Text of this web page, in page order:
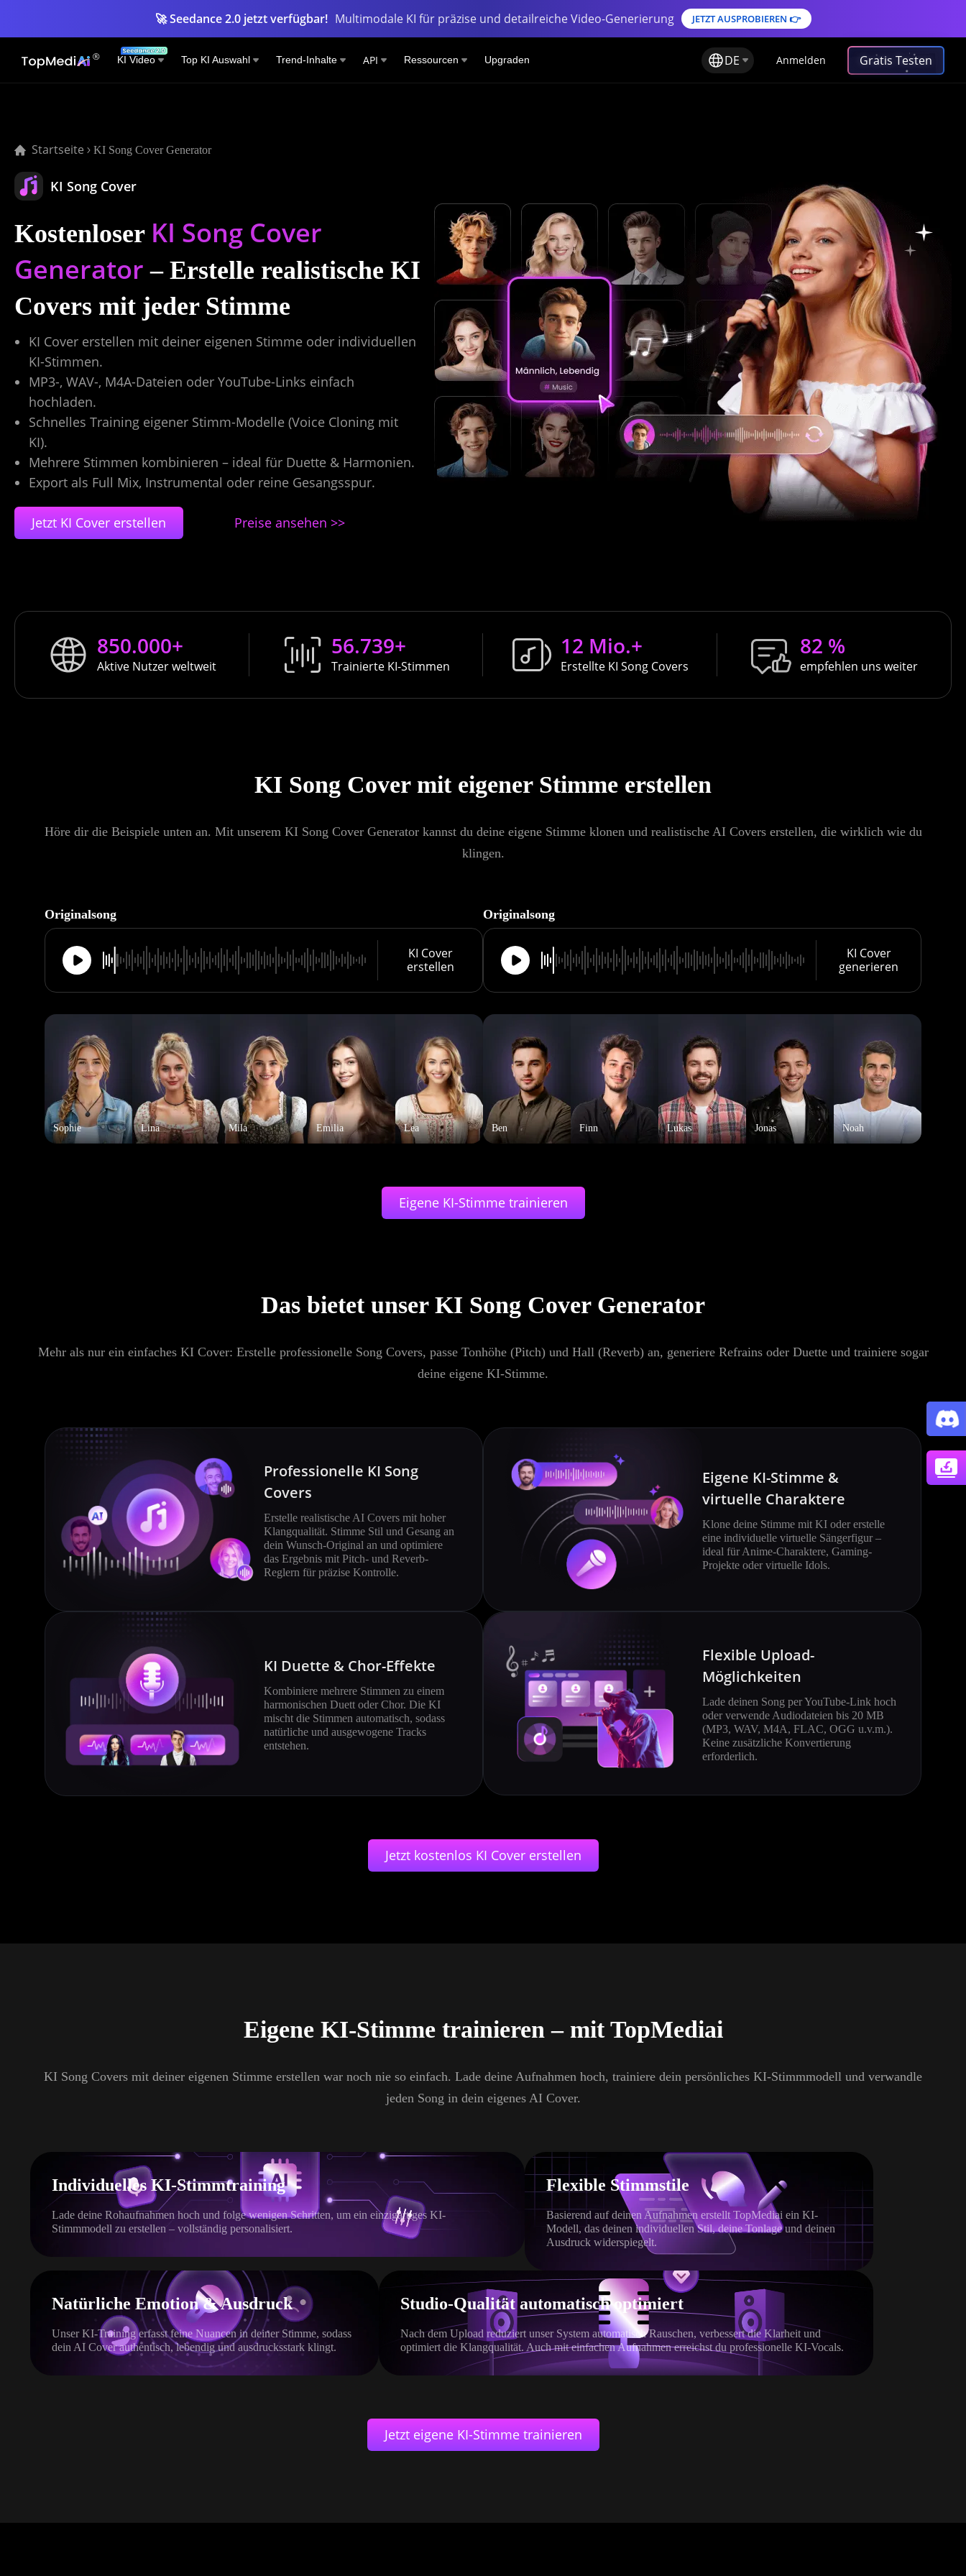
🚀 Seedance 2.0 jetzt verfügbar! Multimodale KI für präzise und detailreiche Video-Generierung JETZT AUSPROBIEREN 👉
KI Video Top KI Auswahl Trend-Inhalte API Ressourcen Upgraden DE Anmelden Gratis Testen
Startseite KI Song Cover Generator
KI Song Cover
Kostenloser KI Song Cover
Generator – Erstelle realistische KI
Covers mit jeder Stimme
KI Cover erstellen mit deiner eigenen Stimme oder individuellen
KI-Stimmen.
MP3-, WAV-, M4A-Dateien oder YouTube-Links einfach
hochladen.
Schnelles Training eigener Stimm-Modelle (Voice Cloning mit
KI).
Mehrere Stimmen kombinieren – ideal für Duette & Harmonien.
Export als Full Mix, Instrumental oder reine Gesangsspur.
Jetzt KI Cover erstellen Preise ansehen >>
850.000+
Aktive Nutzer weltweit
56.739+
Trainierte KI-Stimmen
12 Mio.+
Erstellte KI Song Covers
82 %
empfehlen uns weiter
KI Song Cover mit eigener Stimme erstellen
Höre dir die Beispiele unten an. Mit unserem KI Song Cover Generator kannst du deine eigene Stimme klonen und realistische AI Covers erstellen, die wirklich wie du
klingen.
Originalsong
KI Cover
erstellen
Sophie Lina Mila Emilia Lea
Originalsong
KI Cover
generieren
Ben Finn Lukas Jonas Noah
Eigene KI-Stimme trainieren
Das bietet unser KI Song Cover Generator
Mehr als nur ein einfaches KI Cover: Erstelle professionelle Song Covers, passe Tonhöhe (Pitch) und Hall (Reverb) an, generiere Refrains oder Duette und trainiere sogar
deine eigene KI-Stimme.
Professionelle KI Song
Covers
Erstelle realistische AI Covers mit hoher
Klangqualität. Stimme Stil und Gesang an
dein Wunsch-Original an und optimiere
das Ergebnis mit Pitch- und Reverb-
Reglern für präzise Kontrolle.
Eigene KI-Stimme &
virtuelle Charaktere
Klone deine Stimme mit KI oder erstelle
eine individuelle virtuelle Sängerfigur –
ideal für Anime-Charaktere, Gaming-
Projekte oder virtuelle Idols.
KI Duette & Chor-Effekte
Kombiniere mehrere Stimmen zu einem
harmonischen Duett oder Chor. Die KI
mischt die Stimmen automatisch, sodass
natürliche und ausgewogene Tracks
entstehen.
Flexible Upload-
Möglichkeiten
Lade deinen Song per YouTube-Link hoch
oder verwende Audiodateien bis 20 MB
(MP3, WAV, M4A, FLAC, OGG u.v.m.).
Keine zusätzliche Konvertierung
erforderlich.
Jetzt kostenlos KI Cover erstellen
Eigene KI-Stimme trainieren – mit TopMediai
KI Song Covers mit deiner eigenen Stimme erstellen war noch nie so einfach. Lade deine Aufnahmen hoch, trainiere dein persönliches KI-Stimmmodell und verwandle
jeden Song in dein eigenes AI Cover.
Individuelles KI-Stimmtraining
Lade deine Rohaufnahmen hoch und folge wenigen Schritten, um ein einzigartiges KI-
Stimmmodell zu erstellen – vollständig personalisiert.
Flexible Stimmstile
Basierend auf deinen Aufnahmen erstellt TopMediai ein KI-
Modell, das deinen individuellen Stil, deine Tonlage und deinen
Ausdruck widerspiegelt.
Natürliche Emotion & Ausdruck
Unser KI-Training erfasst feine Nuancen in deiner Stimme, sodass
dein AI Cover authentisch, lebendig und ausdrucksstark klingt.
Studio-Qualität automatisch optimiert
Nach dem Upload reduziert unser System automatisch Rauschen, verbessert die Klarheit und
optimiert die Klangqualität. Auch mit einfachen Aufnahmen erreichst du professionelle KI-Vocals.
Jetzt eigene KI-Stimme trainieren